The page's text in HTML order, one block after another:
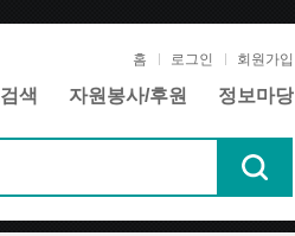
홈 로그인 회원가입
색 자원봉사/후원 정보마당